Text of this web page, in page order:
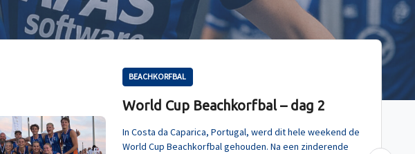
BEACHKORFBAL
World Cup Beachkorfbal – dag 2
In Costa da Caparica, Portugal, werd dit hele weekend de
World Cup Beachkorfbal gehouden. Na een zinderende